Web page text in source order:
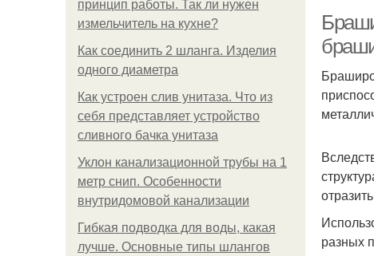
принцип работы. Так ли нужен
измельчитель на кухне?
Как соединить 2 шланга. Изделия
одного диаметра
Как устроен слив унитаза. Что из
себя представляет устройство
сливного бачка унитаза
Уклон канализационной трубы на 1
метр снип. Особенности
внутридомовой канализации
Гибкая подводка для воды, какая
лучше. Основные типы шлангов
разных